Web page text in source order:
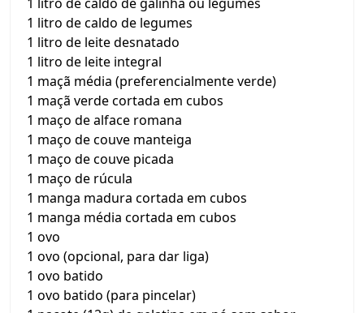
1 litro de caldo de legumes
1 litro de leite desnatado
1 litro de leite integral
1 maçã média (preferencialmente verde)
1 maçã verde cortada em cubos
1 maço de alface romana
1 maço de couve manteiga
1 maço de couve picada
1 maço de rúcula
1 manga madura cortada em cubos
1 manga média cortada em cubos
1 ovo
1 ovo (opcional, para dar liga)
1 ovo batido
1 ovo batido (para pincelar)